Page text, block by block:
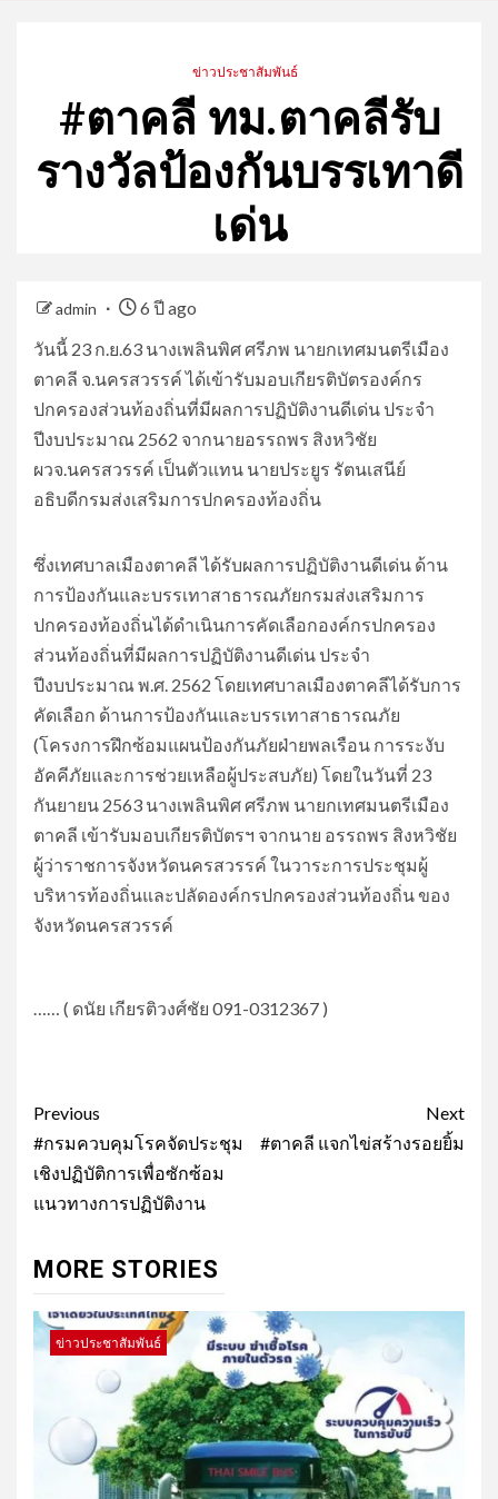
ข่าวประชาสัมพันธ์
#ตาคลี ทม.ตาคลีรับ
รางวัลป้องกันบรรเทาดี
เด่น
admin
6 ปี ago
วันนี้ 23 ก.ย.63 นางเพลินพิศ ศรีภพ นายกเทศมนตรีเมือง
ตาคลี จ.นครสวรรค์ ได้เข้ารับมอบเกียรติบัตรองค์กร
ปกครองส่วนท้องถิ่นที่มีผลการปฏิบัติงานดีเด่น ประจำ
ปีงบประมาณ 2562 จากนายอรรถพร สิงหวิชัย
ผวจ.นครสวรรค์ เป็นตัวแทน นายประยูร รัตนเสนีย์
อธิบดีกรมส่งเสริมการปกครองท้องถิ่น
ซึ่งเทศบาลเมืองตาคลี ได้รับผลการปฏิบัติงานดีเด่น ด้าน
การป้องกันและบรรเทาสาธารณภัยกรมส่งเสริมการ
ปกครองท้องถิ่นได้ดำเนินการคัดเลือกองค์กรปกครอง
ส่วนท้องถิ่นที่มีผลการปฏิบัติงานดีเด่น ประจำ
ปีงบประมาณ พ.ศ. 2562 โดยเทศบาลเมืองตาคลีได้รับการ
คัดเลือก ด้านการป้องกันและบรรเทาสาธารณภัย
(โครงการฝึกซ้อมแผนป้องกันภัยฝ่ายพลเรือน การระงับ
อัคคีภัยและการช่วยเหลือผู้ประสบภัย) โดยในวันที่ 23
กันยายน 2563 นางเพลินพิศ ศรีภพ นายกเทศมนตรีเมือง
ตาคลี เข้ารับมอบเกียรติบัตรฯ จากนาย อรรถพร สิงหวิชัย
ผู้ว่าราชการจังหวัดนครสวรรค์ ในวาระการประชุมผู้
บริหารท้องถิ่นและปลัดองค์กรปกครองส่วนท้องถิ่น ของ
จังหวัดนครสวรรค์
…… ( ดนัย เกียรติวงศ์ชัย 091-0312367 )
Post
navigation
Previous
#กรมควบคุมโรคจัดประชุม
เชิงปฏิบัติการเพื่อซักซ้อม
แนวทางการปฏิบัติงาน
Next
#ตาคลี แจกไข่สร้างรอยยิ้ม
MORE STORIES
ข่าวประชาสัมพันธ์